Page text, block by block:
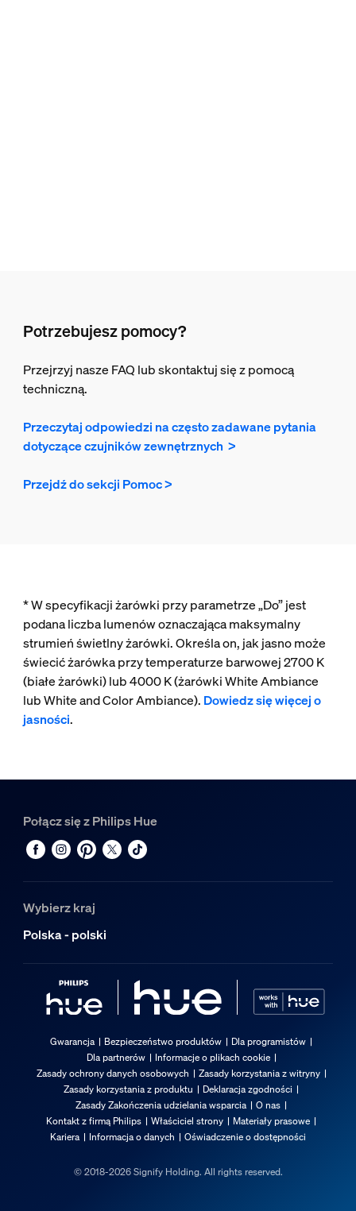
Potrzebujesz pomocy?
Przejrzyj nasze FAQ lub skontaktuj się z pomocą
techniczną.
Przeczytaj odpowiedzi na często zadawane pytania
dotyczące czujników zewnętrznych >
Przejdź do sekcji Pomoc >
* W specyfikacji żarówki przy parametrze „Do” jest
podana liczba lumenów oznaczająca maksymalny
strumień świetlny żarówki. Określa on, jak jasno może
świecić żarówka przy temperaturze barwowej 2700 K
(białe żarówki) lub 4000 K (żarówki White Ambiance
lub White and Color Ambiance). Dowiedz się więcej o
jasności.
Połącz się z Philips Hue
Wybierz kraj
Polska - polski
Gwarancja Bezpieczeństwo produktów
Dla programistów
Dla partnerów
Informacje o plikach cookie
Zasady ochrony danych osobowych
Zasady korzystania z witryny
Zasady korzystania z produktu
Deklaracja zgodności
Zasady Zakończenia udzielania wsparcia
O nas
Kontakt z firmą Philips
Właściciel strony
Materiały prasowe
Kariera
Informacja o danych Oświadczenie o dostępności
© 2018-2026 Signify Holding. All rights reserved.